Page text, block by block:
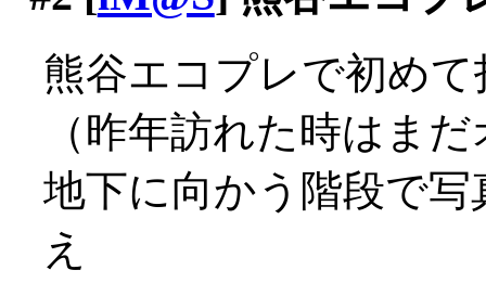
熊谷エコプレで初め
（昨年訪れた時はま
地下に向かう階段で
え